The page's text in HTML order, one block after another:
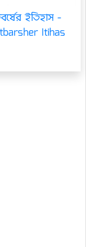
ইতিহাস -
Itihas